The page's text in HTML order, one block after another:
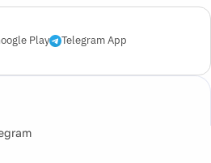
Play Telegram App